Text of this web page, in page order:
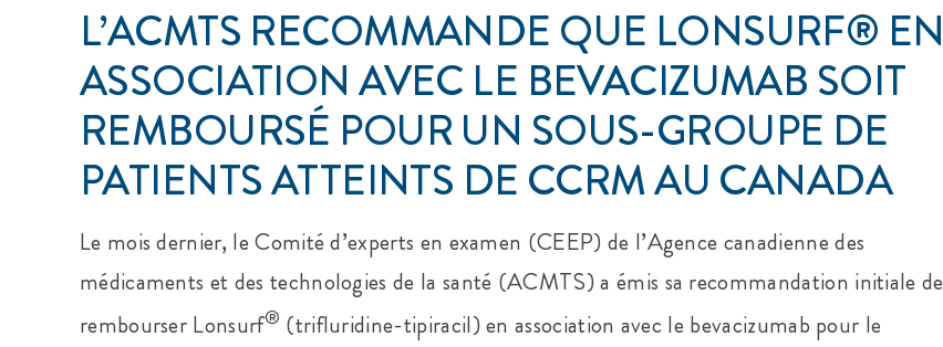
L’ACMTS RECOMMANDE QUE LONSURF® EN
ASSOCIATION AVEC LE BEVACIZUMAB SOIT
REMBOURSÉ POUR UN SOUS-GROUPE DE
PATIENTS ATTEINTS DE CCRM AU CANADA
Le mois dernier, le Comité d’experts en examen (CEEP) de l’Agence canadienne des
médicaments et des technologies de la santé (ACMTS) a émis sa recommandation initiale de
rembourser Lonsurf® (trifluridine-tipiracil) en association avec le bevacizumab pour le